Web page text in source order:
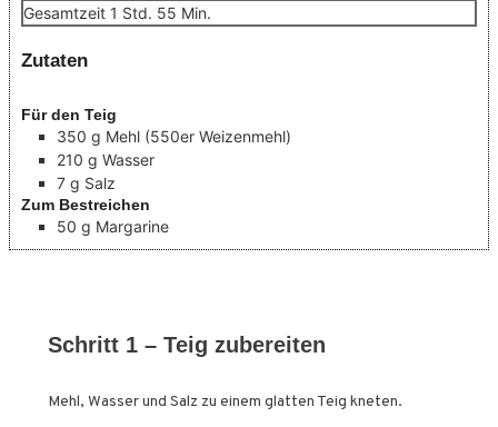
Gesamtzeit 1 Stunde
Std. 55 Minuten
Min.
Zutaten
Für den Teig
350 g Mehl (550er Weizenmehl)
210 g Wasser
7 g Salz
Zum Bestreichen
50 g Margarine
Schritt 1 – Teig zubereiten
Mehl, Wasser und Salz zu einem glatten Teig kneten.